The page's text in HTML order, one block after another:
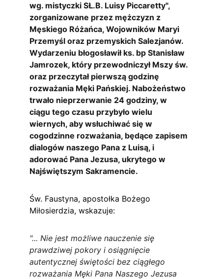
wg. mistyczki SŁ.B. Luisy Piccaretty",
zorganizowane przez mężczyzn z
Męskiego Różańca, Wojowników Maryi
Przemyśl oraz przemyskich Salezjanów.
Wydarzeniu błogosławił ks. bp Stanisław
Jamrozek, który przewodniczył Mszy św.
oraz przeczytał pierwszą godzinę
rozważania Męki Pańskiej. Nabożeństwo
trwało nieprzerwanie 24 godziny, w
ciągu tego czasu przybyło wielu
wiernych, aby wsłuchiwać się w
cogodzinne rozważania, będące zapisem
dialogów naszego Pana z Luisą, i
adorować Pana Jezusa, ukrytego w
Najświętszym Sakramencie.
Św. Faustyna, apostołka Bożego
Miłosierdzia, wskazuje:
"... Nie jest możliwe nauczenie się
prawdziwej pokory i osiągnięcie
autentycznej świętości bez ciągłego
rozważania Męki Pana Naszego Jezusa